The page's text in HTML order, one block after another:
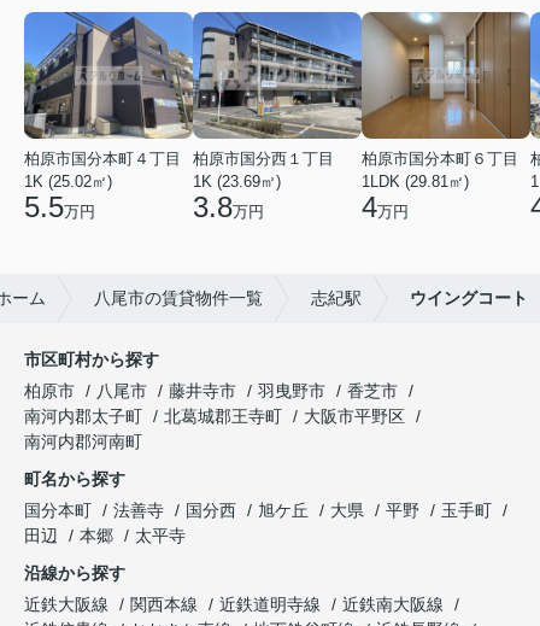
柏原市国分本町４丁目
1K (25.02㎡)
5.5万円
柏原市国分西１丁目
1K (23.69㎡)
3.8万円
柏原市国分本町６丁目
1LDK (29.81㎡)
4万円
ーム 八尾市の賃貸物件一覧 志紀駅 ウイングコート
市区町村から探す
柏原市
八尾市 藤井寺市 羽曳野市
香芝市
南河内郡太子町
北葛城郡王寺町
大阪市平野区
南河内郡河南町
町名から探す
国分本町
法善寺 国分西 旭ケ丘 大県 平野
玉手町
田辺
本郷
太平寺
沿線から探す
近鉄大阪線
関西本線 近鉄道明寺線
近鉄南大阪線